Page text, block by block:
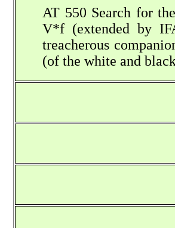
AT 550 Search for
V*f (extended by
treacherous
(of the white and